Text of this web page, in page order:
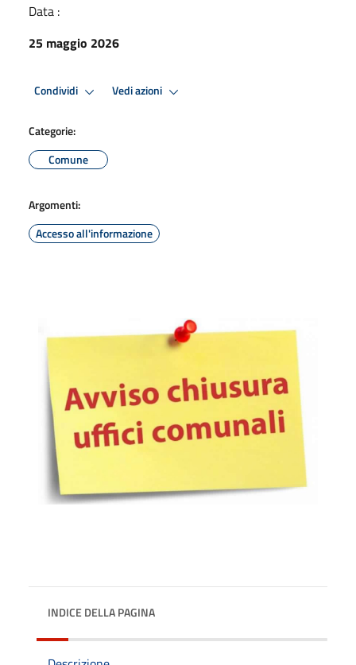
Data :
25 maggio 2026
Condividi Vedi azioni
Categorie:
Comune
Argomenti:
Accesso all'informazione
INDICE DELLA PAGINA